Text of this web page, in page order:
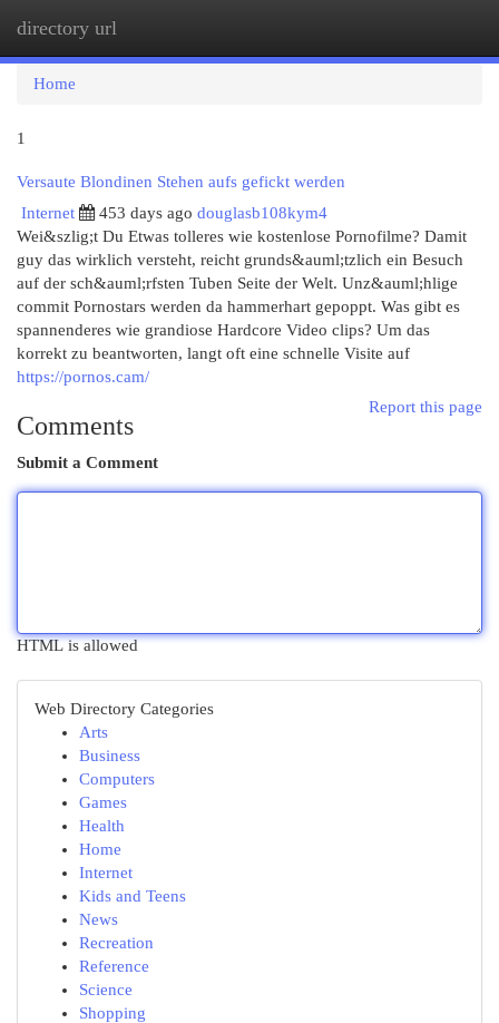
directory url
Home
1
Versaute Blondinen Stehen aufs gefickt werden
Internet
453 days ago douglasb108kym4
Wei&szlig;t Du Etwas tolleres wie kostenlose Pornofilme? Damit
guy das wirklich versteht, reicht grunds&auml;tzlich ein Besuch
auf der sch&auml;rfsten Tuben Seite der Welt. Unz&auml;hlige
commit Pornostars werden da hammerhart gepoppt. Was gibt es
spannenderes wie grandiose Hardcore Video clips? Um das
korrekt zu beantworten, langt oft eine schnelle Visite auf
https://pornos.cam/
Report this page
Comments
Submit a Comment
HTML is allowed
Web Directory Categories
Arts
Business
Computers
Games
Health
Home
Internet
Kids and Teens
News
Recreation
Reference
Science
Shopping